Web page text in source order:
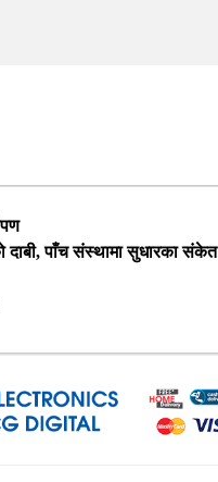
दाबी, पाँच संस्थामा सुधारका संकेत